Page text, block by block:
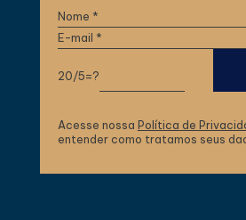
20/5=?
Acesse nossa Política de
entender como tratamos seus